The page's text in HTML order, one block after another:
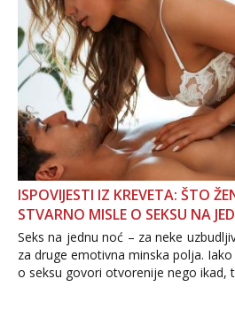
ISPOVIJESTI IZ KREVETA: ŠTO
STVARNO MISLE O SEKSU NA
Seks na jednu noć – za neke
za druge emotivna minska polja.
o seksu govori otvorenije nego ikad,
dalje izaziva burne rasprave. Što